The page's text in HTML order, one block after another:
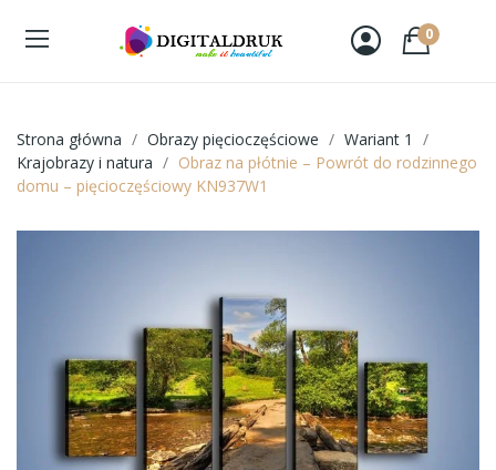
0
Strona główna Obrazy pięcioczęściowe
Wariant 1
Krajobrazy i natura
Obraz na płótnie – Powrót do rodzinnego
domu – pięcioczęściowy KN937W1